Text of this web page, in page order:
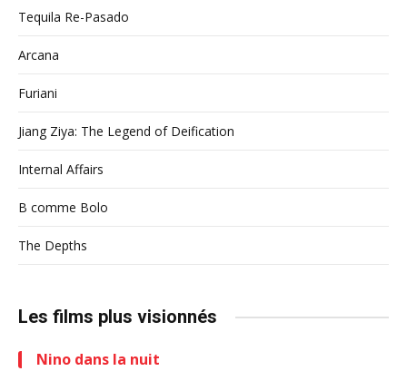
Tequila Re-Pasado
Arcana
Furiani
Jiang Ziya: The Legend of Deification
Internal Affairs
B comme Bolo
The Depths
Les films plus visionnés
Nino dans la nuit